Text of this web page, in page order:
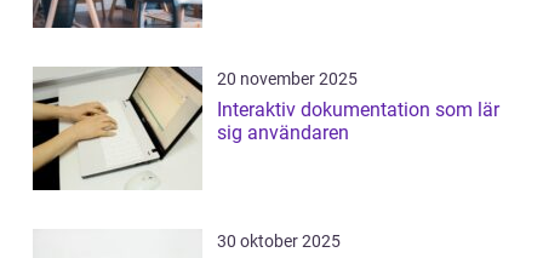
20 november 2025
Interaktiv dokumentation som lär
sig användaren
30 oktober 2025